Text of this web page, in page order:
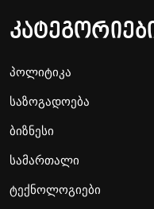
პოლიტიკა
საზოგადოება
ბიზნესი
სამართალი
ტექნოლოგიები